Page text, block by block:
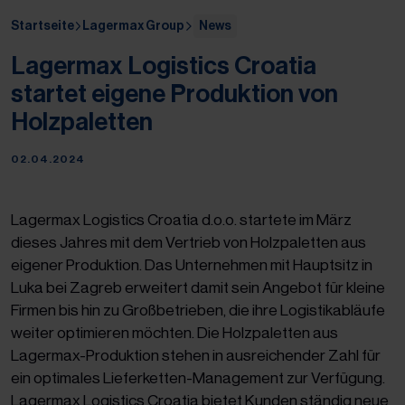
Startseite Lagermax Group News
Lagermax Logistics Croatia
startet eigene Produktion von
Holzpaletten
02.04.2024
Lagermax Logistics Croatia d.o.o. startete im März
dieses Jahres mit dem Vertrieb von Holzpaletten aus
eigener Produktion. Das Unternehmen mit Hauptsitz in
Luka bei Zagreb erweitert damit sein Angebot für kleine
Firmen bis hin zu Großbetrieben, die ihre Logistikabläufe
weiter optimieren möchten. Die Holzpaletten aus
Lagermax-Produktion stehen in ausreichender Zahl für
ein optimales Lieferketten-Management zur Verfügung.
Lagermax Logistics Croatia bietet Kunden ständig neue